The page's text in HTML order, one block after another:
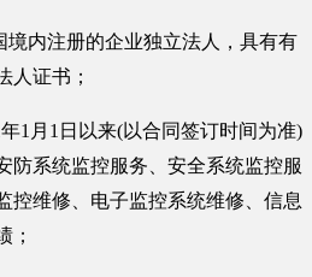
境内注册的企业独立法人，具有有
人证书；
年1月1日以来(以合同签订时间为准)
防系统监控服务、安全系统监控服
控维修、电子监控系统维修、信息
；